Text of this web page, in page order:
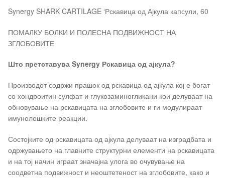
Synergy SHARK CARTILAGE ‘Рскавица од Ајкула капсули, 60
ПОМАЛКУ БОЛКИ И ПОЛЕСНА ПОДВИЖНОСТ НА
ЗГЛОБОВИТЕ
Што претставува Synergy Рскавица од ајкула?
Производот содржи прашок од рскавица од ајкула кој е богат
со хондроитин сулфат и глукозаминогликани кои делуваат на
обновување на рскавицата на зглобовите и ги модулираат
имунолошките реакции.
Состојките од рскавицата од ајкула делуваат на изградбата и
одржувањето на главните структурни елементи на рскавицата
и на тој начин играат значајна улога во очувување на
соодветна подвижност и неоштетеност на зглобовите, како и